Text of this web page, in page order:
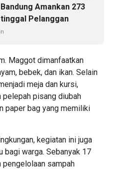
Amankan 273
Pelanggan
Maggot dimanfaatkan
bebek, dan ikan. Selain
meja dan kursi,
pisang diubah
paper bag yang memiliki
kegiatan ini juga
bagi warga. Sebanyak 17
sampah